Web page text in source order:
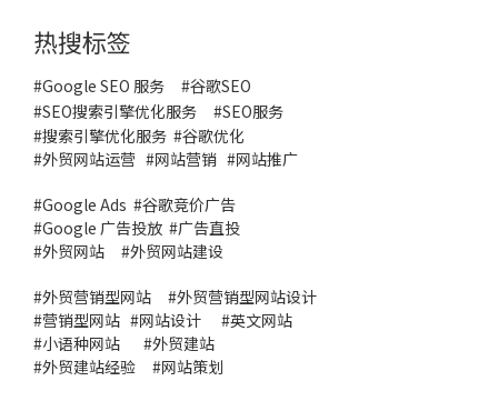
热搜标签
#Google SEO 服务 #谷歌SEO
#SEO搜索引擎优化服务 #SEO服务
#搜索引擎优化服务 #谷歌优化
#外贸网站运营 #网站营销 #网站推广
#Google Ads #谷歌竞价广告
#Google 广告投放 #广告直投
#外贸网站 #外贸网站建设
#外贸营销型网站 #外贸营销型网站设计
#营销型网站 #网站设计 #英文网站
#小语种网站 #外贸建站
#外贸建站经验 #网站策划